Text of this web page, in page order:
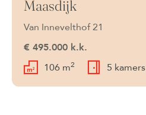
Onder bod
Maasdijk
Van Innevelthof 21
€ 495.000 k.k.
106 m2 5 kamers